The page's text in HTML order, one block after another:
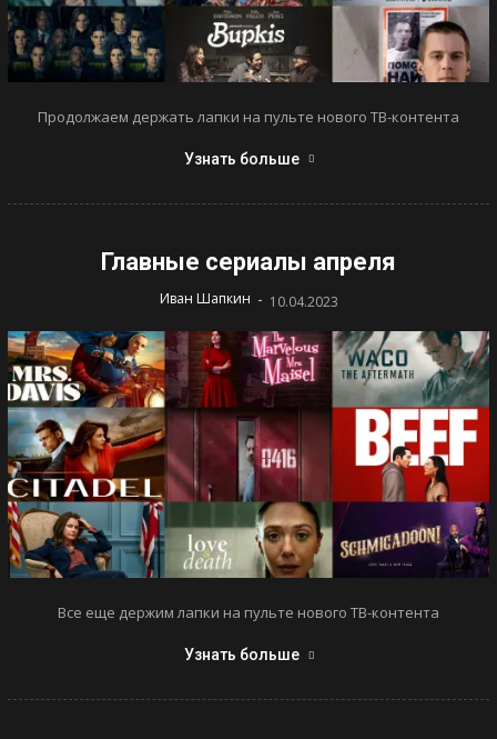
Продолжаем держать лапки на пульте нового ТВ-контента
Узнать больше
Главные сериалы апреля
Иван Шапкин - 10.04.2023
Все еще держим лапки на пульте нового ТВ-контента
Узнать больше